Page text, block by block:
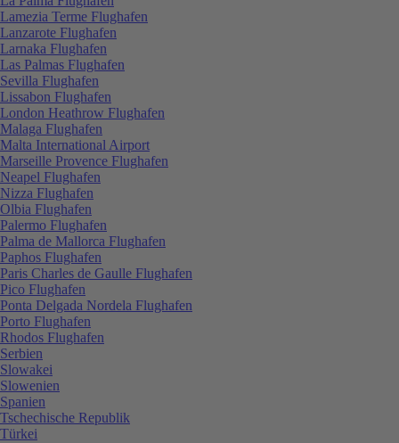
Lamezia Terme Flughafen
Lanzarote Flughafen
Larnaka Flughafen
Las Palmas Flughafen
Sevilla Flughafen
Lissabon Flughafen
London Heathrow Flughafen
Malaga Flughafen
Malta International Airport
Marseille Provence Flughafen
Neapel Flughafen
Nizza Flughafen
Olbia Flughafen
Palermo Flughafen
Palma de Mallorca Flughafen
Paphos Flughafen
Paris Charles de Gaulle Flughafen
Pico Flughafen
Ponta Delgada Nordela Flughafen
Porto Flughafen
Rhodos Flughafen
Serbien
Slowakei
Slowenien
Spanien
Tschechische Republik
Türkei